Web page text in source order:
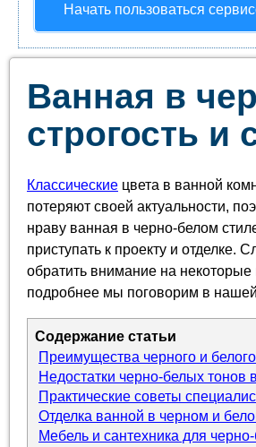
Начать пользоваться
Ванная в
строгость и
Классические цвета в ванной
потеряют своей актуальности,
нраву ванная в черно-белом
приступать к проекту и отделке.
обратить внимание на
подробнее мы поговорим в нашей
Содержание статьи
Преимущества черного и белого
Недостатки черно-белых тонов
Практические советы
Отделка ванной в черном и
Мебель и сантехника для